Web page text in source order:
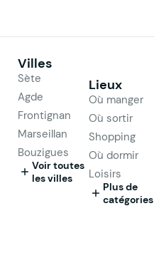
Villes
Sète
Agde
Frontignan
Marseillan
Bouzigues
Voir toutes
les villes
Lieux
Où manger
Où sortir
Shopping
Où dormir
Loisirs
Plus de
catégories